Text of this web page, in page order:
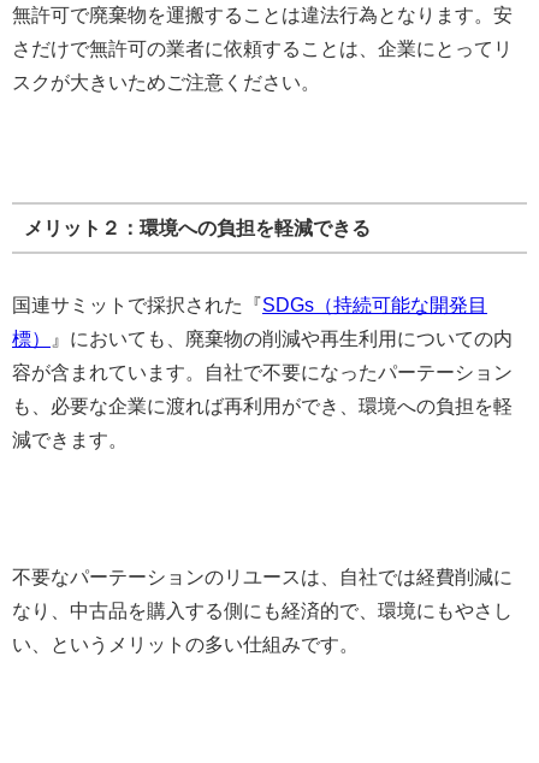
無許可で廃棄物を運搬することは違法行為となります。安
さだけで無許可の業者に依頼することは、企業にとってリ
スクが大きいためご注意ください。
メリット２：環境への負担を軽減できる
国連サミットで採択された『SDGs（持続可能な開発目
標）
』においても、廃棄物の削減や再生利用についての内
容が含まれています。自社で不要になったパーテーション
も、必要な企業に渡れば再利用ができ、環境への負担を軽
減できます。
不要なパーテーションのリユースは、自社では経費削減に
なり、中古品を購入する側にも経済的で、環境にもやさし
い、というメリットの多い仕組みです。